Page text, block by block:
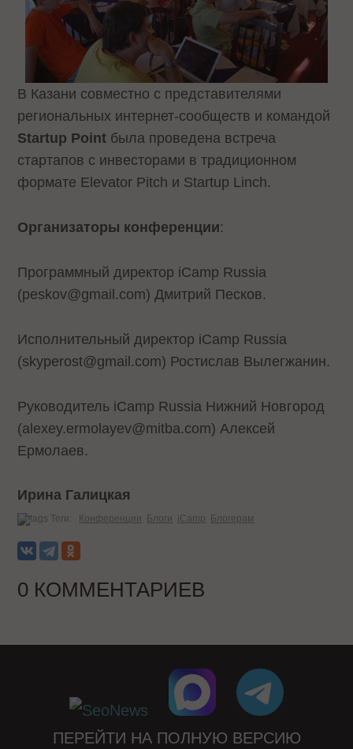
В Казани совместно с представителями
региональных интернет-сообществ и командой
Startup Point была проведена встреча
стартапов с инвесторами в традиционном
формате Elevator Pitch и Startup Linch.
Организаторы конференции:
Программный директор iCamp Russia
(peskov@gmail.com) Дмитрий Песков.
Исполнительный директор iCamp Russia
(skyperost@gmail.com) Ростислав Вылегжанин.
Руководитель iCamp Russia Нижний Новгород
(alexey.ermolayev@mitba.com) Алексей
Ермолаев.
Ирина Галицкая
Теги: Конференции Блоги iCamp Блогерам
0 КОММЕНТАРИЕВ
ПЕРЕЙТИ НА ПОЛНУЮ ВЕРСИЮ